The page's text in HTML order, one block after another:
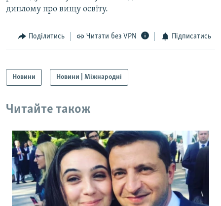
диплому про вищу освіту.
Поділитись Читати без VPN Підписатись
Новини Новини | Міжнародні
Читайте також